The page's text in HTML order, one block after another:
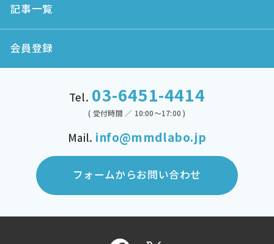
記事一覧
会員登録
Tel. 03-6451-4414
( 受付時間 ／ 10:00～17:00 )
Mail. info@mmdlabo.jp
フォームからお問い合わせ